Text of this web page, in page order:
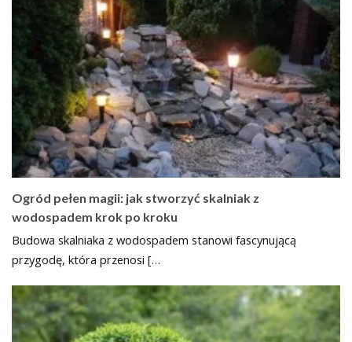
Ogród pełen magii: jak stworzyć skalniak z
wodospadem krok po kroku
Budowa skalniaka z wodospadem stanowi fascynującą
przygodę, która przenosi […